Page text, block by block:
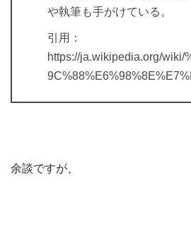
や執筆も手がけている。
引用：
https://ja.wikipedia.org/wiki/
余談ですが、